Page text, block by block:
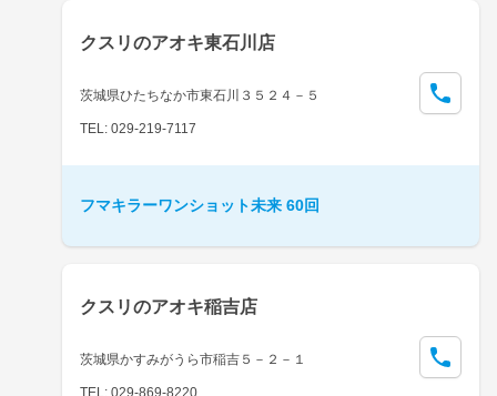
クスリのアオキ東石川店
茨城県ひたちなか市東石川３５２４－５
TEL: 029-219-7117
フマキラーワンショット未来 60回
クスリのアオキ稲吉店
茨城県かすみがうら市稲吉５－２－１
TEL: 029-869-8220